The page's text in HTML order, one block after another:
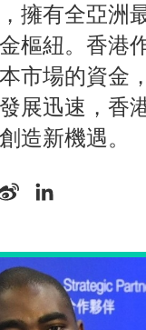
擁有全亞洲
樞紐。香港
市場的資金
展迅速，香
造新機遇。